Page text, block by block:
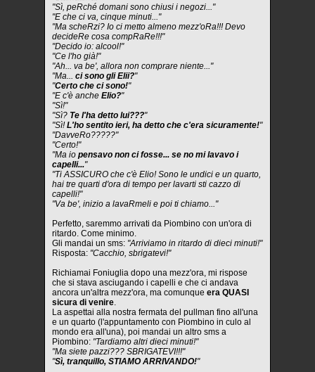
"Sì, peRché domani sono chiusi i negozi..."
"E che ci va, cinque minuti..."
"Ma scheRzi? Io ci metto almeno mezz'oRa!!! Devo
decideRe cosa compRaRe!!!"
"Decido io: alcool!"
"Ce l'ho già!"
"Ah... va be', allora non comprare niente..."
"Ma... ci sono gli Elii?"
"Certo che ci sono!"
"E c'è anche Elio?"
"Sì!"
"Sì? Te l'ha detto lui???"
"Sì!L'ho sentito ieri, ha detto che c'era sicuramente!"
"DavveRo?????"
"Certo!"
"Ma io pensavo non ci fosse... se no mi lavavo i
capelli..."
"Ti ASSICURO che c'è Elio! Sono le undici e un quarto,
hai tre quarti d'ora di tempo per lavarti sti cazzo di
capelli!"
"Va be', inizio a lavaRmeli e poi ti chiamo..."
Perfetto, saremmo arrivati da Piombino con un'ora di
ritardo. Come minimo.
Gli mandai un sms: "Arriviamo in ritardo di dieci minuti!"
Risposta: "Cacchio, sbrigatevi!"
Richiamai Foniuglia dopo una mezz'ora, mi rispose
che si stava asciugando i capelli e che ci andava
ancora un'altra mezz'ora, ma comunque era QUASI
sicura di venire.
La aspettai alla nostra fermata del pullman fino all'una
e un quarto (l'appuntamento con Piombino in culo al
mondo era all'una), poi mandai un altro sms a
Piombino: "Tardiamo altri dieci minuti!"
"Ma siete pazzi??? SBRIGATEVI!!!"
"Sì, tranquillo, STIAMO ARRIVANDO!"